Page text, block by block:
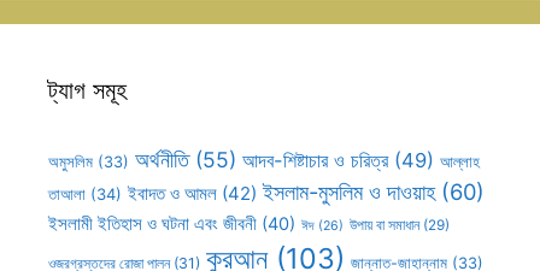
ট্যাগ সমূহ
অমুসলিম (33) অর্থনীতি(55) আদব-শিষ্টাচার ও চরিত্র(49) আল্লাহ
তাআলা (34) ইবাদত ও আমল (42) ইসলাম-মুসলিম ও দাওয়াহ(60)
ইসলামী ইতিহাস ও ঘটনা এবং জীবনী (40) ঈদ (26) উপায় বা সমাধান(29)
ওজরগ্রস্তদের রোজা পালন(31) কুরআন(103) জান্নাত-জাহান্নাম (33)